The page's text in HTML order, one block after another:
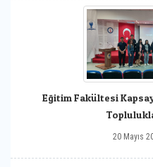
Eğitim Fakültesi
20 Mayıs